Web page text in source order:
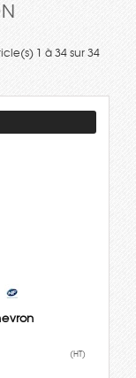
1 à 34 sur 34
(HT)